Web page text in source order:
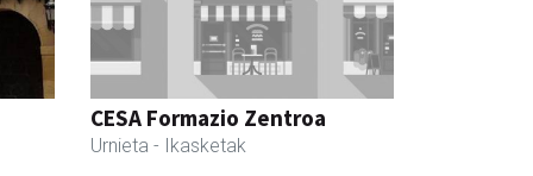
CESA Formazio Zentroa
Urnieta - Ikasketak